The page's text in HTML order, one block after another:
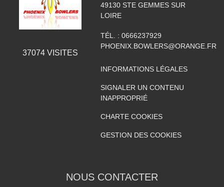
37074VISITES
49130 STE GEMMES SUR
LOIRE
TÉL. : 0666237929
PHOENIX.BOWLERS@ORANGE.FR
INFORMATIONS LÉGALES
SIGNALER UN CONTENU
INAPPROPRIÉ
CHARTE COOKIES
GESTION DES COOKIES
NOUS CONTACTER